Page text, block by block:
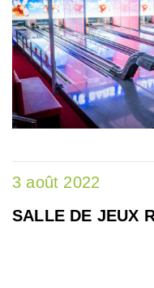
3 août 2022
SALLE DE JEUX